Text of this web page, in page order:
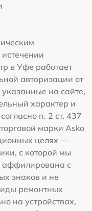
в Уфе работает
авторизации от
на сайте,
характер и
п. 2 ст. 437
марки Asko
целях —
с которой мы
аффилирована с
знаков и не
ремонтных
на устройствах,